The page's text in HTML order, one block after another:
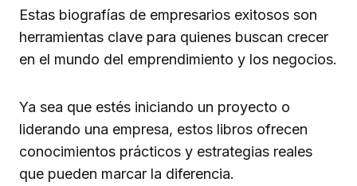
Estas biografías de empresarios exitosos son
herramientas clave para quienes buscan crecer
en el mundo del emprendimiento y los negocios.
Ya sea que estés iniciando un proyecto o
liderando una empresa, estos libros ofrecen
conocimientos prácticos y estrategias reales
que pueden marcar la diferencia.